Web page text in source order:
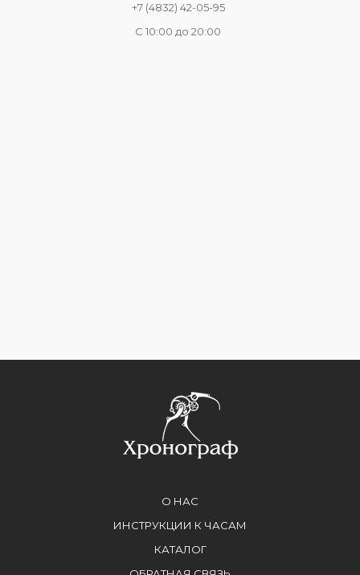
+7 (4832) 42-05-95
С 10:00 до 20:00
О НАС
ИНСТРУКЦИИ К ЧАСАМ
КАТАЛОГ